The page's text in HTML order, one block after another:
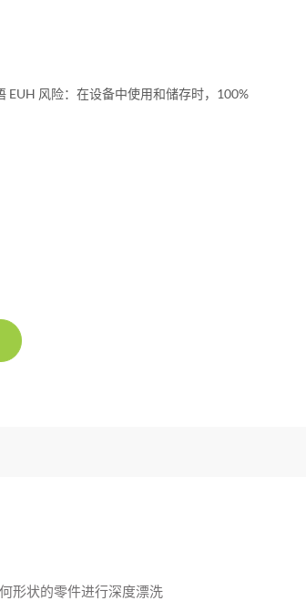
EUH 风险：在设备中使用和储存时，100%
形状的零件进行深度漂洗